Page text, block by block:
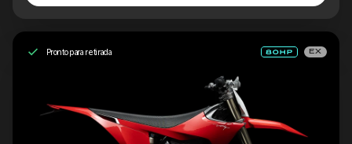
Pronto para retirada EX